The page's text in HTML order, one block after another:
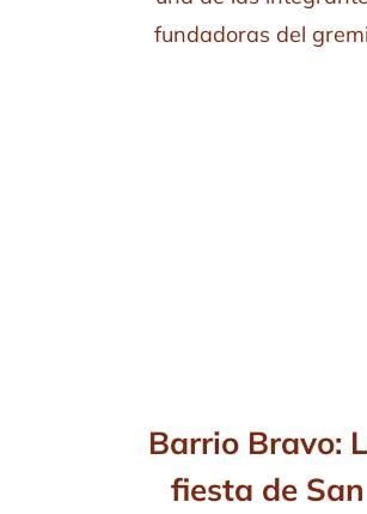
fundadoras del
Barrio Bravo:
fiesta de San